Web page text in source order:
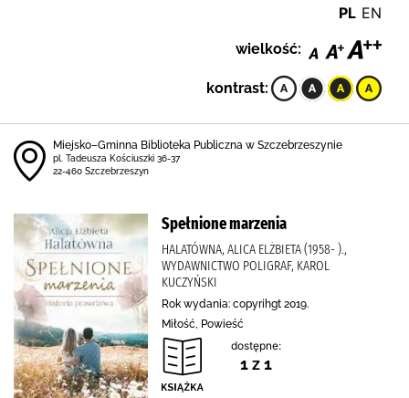
PL EN
wielkość:
kontrast:
Miejsko–Gminna Biblioteka Publiczna w Szczebrzeszynie
pl. Tadeusza Kościuszki 36-37
22-460 Szczebrzeszyn
Spełnione marzenia
HALATÓWNA, ALICA ELŻBIETA (1958- ).,
WYDAWNICTWO POLIGRAF, KAROL
KUCZYŃSKI
Rok wydania: copyrihgt 2019.
Miłość, Powieść
dostępne:
1 z 1